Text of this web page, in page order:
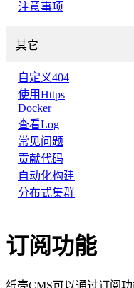
注意事项
其它
自定义404
使用Https
Docker
查看Log
常见问题
贡献代码
自动化构建
分布式集群
订阅功能
纸壳CMS可以通过订阅